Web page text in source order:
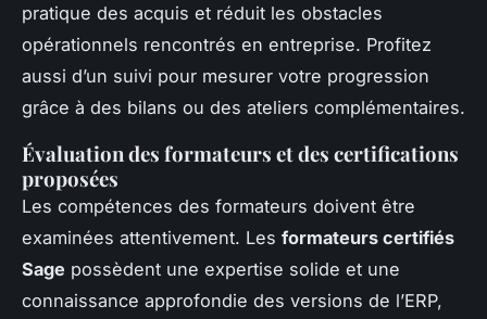
pratique des acquis et réduit les obstacles
opérationnels rencontrés en entreprise. Profitez
aussi d’un suivi pour mesurer votre progression
grâce à des bilans ou des ateliers complémentaires.
Évaluation des formateurs et des certifications
proposées
Les compétences des formateurs doivent être
examinées attentivement. Les formateurs certifiés
Sage possèdent une expertise solide et une
connaissance approfondie des versions de l’ERP,